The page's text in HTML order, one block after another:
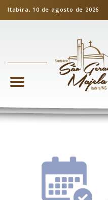
Itabira, 10 de agosto de 2026